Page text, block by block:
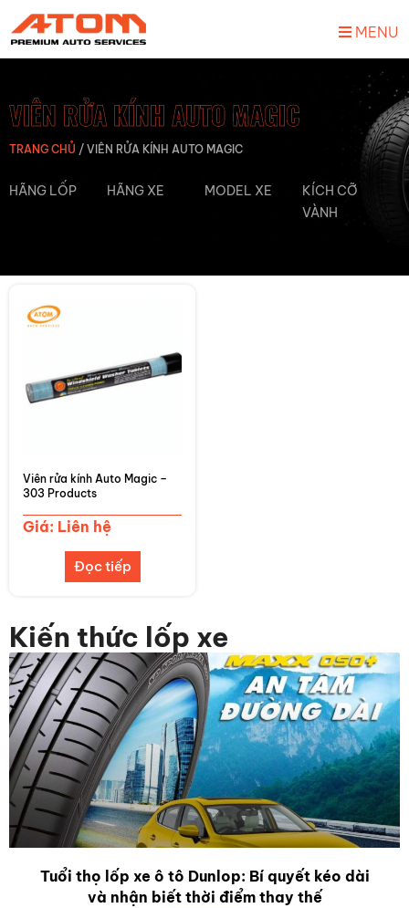
MENU
VIÊN RỬA KÍNH AUTO MAGIC
TRANG CHỦ / VIÊN RỬA KÍNH AUTO MAGIC
HÃNG LỐP HÃNG XE MODEL XE
KÍCH CỠ
VÀNH
Viên rửa kính Auto Magic –
303 Products
Giá: Liên hệ
Đọc tiếp
Kiến thức lốp xe
Tuổi thọ lốp xe ô tô Dunlop: Bí quyết kéo dài
và nhận biết thời điểm thay thế